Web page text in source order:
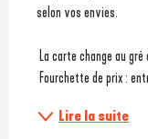
selon vos envies.
La carte change au
Fourchette de prix :
Lire la suite